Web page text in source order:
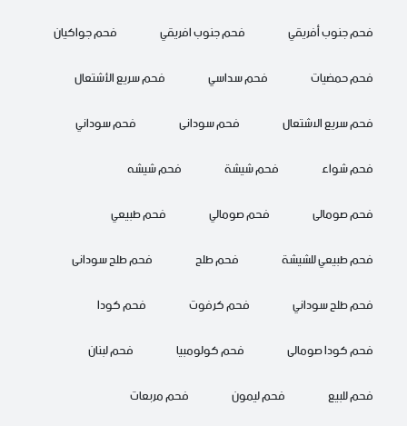
فحم جنوب أفريقي
فحم جنوب افريقي
فحم جواكيان
فحم حمضيات
فحم سداسي
فحم سريع الأشتعال
فحم سريع الاشتعال
فحم سودانى
فحم سوداني
فحم شواء
فحم شيشة
فحم شيشه
فحم صومالى
فحم صومالي
فحم طبيعي
فحم طبيعي للشيشة
فحم طلح
فحم طلح سودانى
فحم طلح سوداني
فحم كرفوت
فحم كودا
فحم كودا صومالى
فحم كولومبيا
فحم لبنان
فحم للبيع
فحم ليمون
فحم مربعات